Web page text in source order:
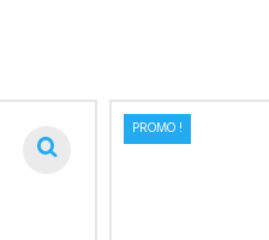
PROMO !